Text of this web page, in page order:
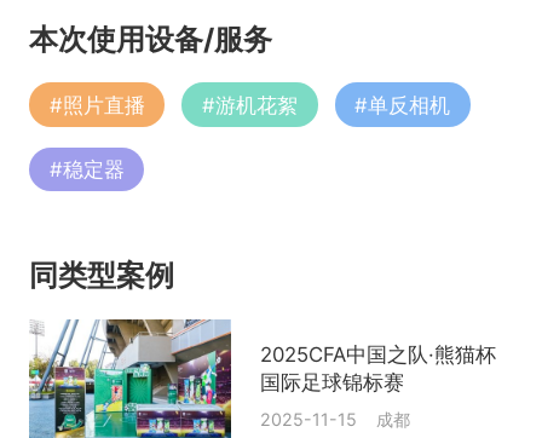
本次使用设备/服务
#照片直播 #游机花絮 #单反相机
#稳定器
同类型案例
2025CFA中国之队·熊猫杯
国际足球锦标赛
2025-11-15 成都